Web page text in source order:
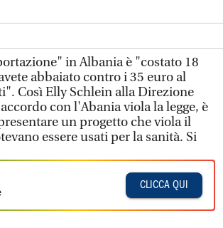
in Albania è "costato 18
abbaiato contro i 35 euro al
Così Elly Schlein alla Direzione
con l'Abania viola la legge, è
un progetto che viola il
essere usati per la sanità. Si
CLICCA QUI